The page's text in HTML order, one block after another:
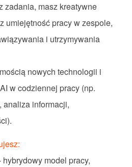
zadania, masz kreatywne
umiejętność pracy w zespole,
i utrzymywania
nowych technologii i
w codziennej pracy (np.
analiza informacji,
model pracy,